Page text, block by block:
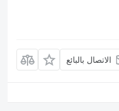
الاتصال بالبائع